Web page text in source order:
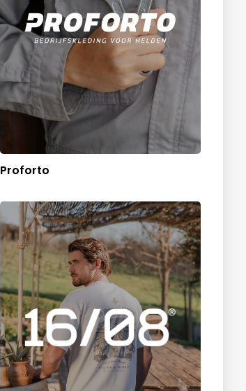
Proforto